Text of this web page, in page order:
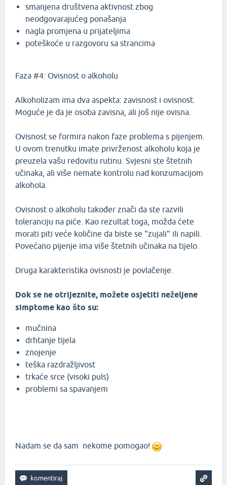
smanjena društvena aktivnost zbog
neodgovarajućeg ponašanja
nagla promjena u prijateljima
poteškoće u razgovoru sa strancima
Faza #4: Ovisnost o alkoholu
Alkoholizam ima dva aspekta: zavisnost i ovisnost.
Moguće je da je osoba zavisna, ali još nije ovisna.
Ovisnost se formira nakon faze problema s pijenjem.
U ovom trenutku imate privrženost alkoholu koja je
preuzela vašu redovitu rutinu. Svjesni ste štetnih
učinaka, ali više nemate kontrolu nad konzumacijom
alkohola.
Ovisnost o alkoholu također znači da ste razvili
toleranciju na piće. Kao rezultat toga, možda ćete
morati piti veće količine da biste se "zujali" ili napili.
Povećano pijenje ima više štetnih učinaka na tijelo.
Druga karakteristika ovisnosti je povlačenje.
Dok se ne otrijeznite, možete osjetiti neželjene
simptome kao što su:
mučnina
drhtanje tijela
znojenje
teška razdražljivost
trkaće srce (visoki puls)
problemi sa spavanjem
Nadam se da sam nekome pomogao!